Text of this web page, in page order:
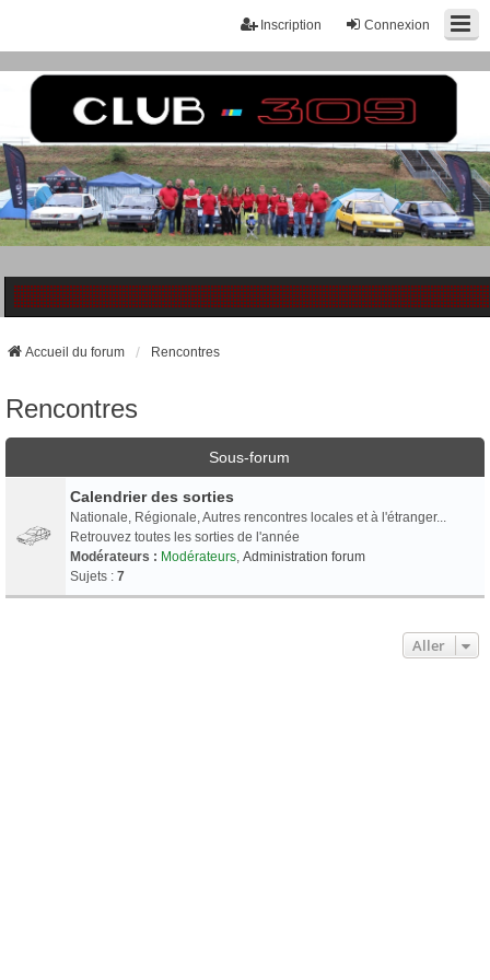
Connexion
Inscription
Accueil du forum Rencontres
Rencontres
Sous-forum
Calendrier des sorties
Nationale, Régionale, Autres rencontres locales et à l'étranger...
Retrouvez toutes les sorties de l'année
Modérateurs : Modérateurs, Administration forum
Sujets : 7
Aller